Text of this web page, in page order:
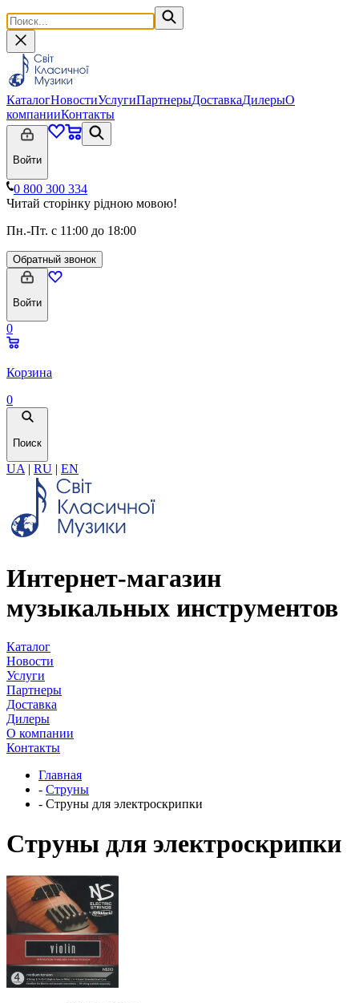
КаталогНовостиУслугиПартнерыДоставкаДилерыО
компанииКонтакты
Войти
0 800 300 334
Читай сторінку рідною мовою!
Пн.-Пт. с 11:00 до 18:00
Обратный звонок
Войти
0
Корзина
0
Поиск
UA | RU | EN
Интернет-магазин
музыкальных инструментов
Каталог
Новости
Услуги
Партнеры
Доставка
Дилеры
О компании
Контакты
Главная
- Струны
- Cтруны для электроскрипки
Cтруны для электроскрипки